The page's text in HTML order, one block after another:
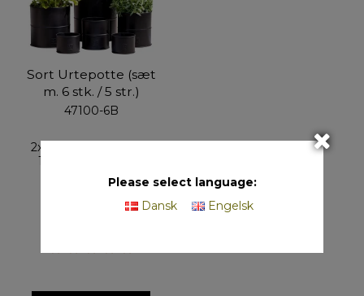
Sort Urtepotte (sæt
m. 6 stk. / 5 str.)
47100-6B
2x47110AB, 1x47110B,
1x47111B, 1x47112B,
Please select language:
Dansk
Engelsk